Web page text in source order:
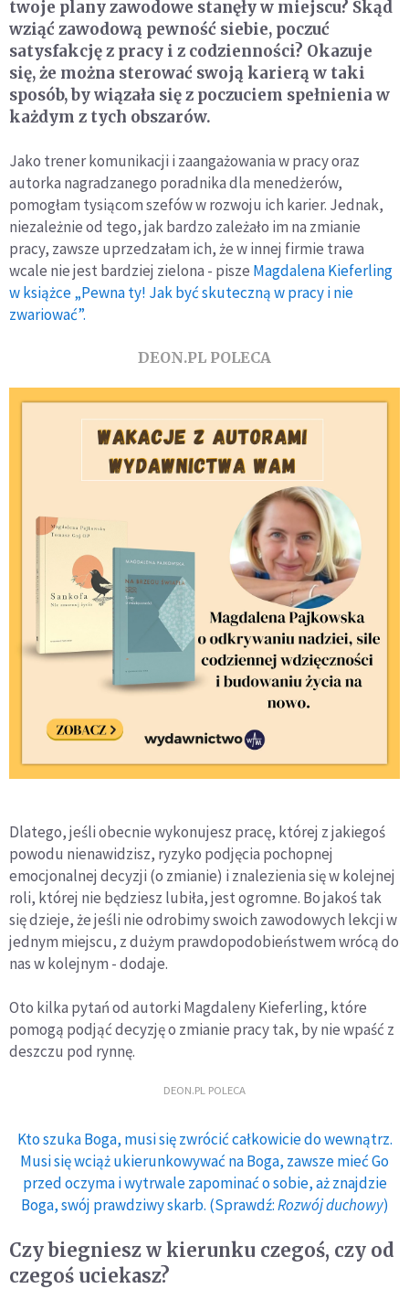
twoje plany zawodowe stanęły w miejscu? Skąd
wziąć zawodową pewność siebie, poczuć
satysfakcję z pracy i z codzienności? Okazuje
się, że można sterować swoją karierą w taki
sposób, by wiązała się z poczuciem spełnienia w
każdym z tych obszarów.
Jako trener komunikacji i zaangażowania w pracy oraz
autorka nagradzanego poradnika dla menedżerów,
pomogłam tysiącom szefów w rozwoju ich karier. Jednak,
niezależnie od tego, jak bardzo zależało im na zmianie
pracy, zawsze uprzedzałam ich, że w innej firmie trawa
wcale nie jest bardziej zielona - pisze Magdalena Kieferling
w książce „Pewna ty! Jak być skuteczną w pracy i nie
zwariować”.
DEON.PL POLECA
Dlatego, jeśli obecnie wykonujesz pracę, której z jakiegoś
powodu nienawidzisz, ryzyko podjęcia pochopnej
emocjonalnej decyzji (o zmianie) i znalezienia się w kolejnej
roli, której nie będziesz lubiła, jest ogromne. Bo jakoś tak
się dzieje, że jeśli nie odrobimy swoich zawodowych lekcji w
jednym miejscu, z dużym prawdopodobieństwem wrócą do
nas w kolejnym - dodaje.
Oto kilka pytań od autorki Magdaleny Kieferling, które
pomogą podjąć decyzję o zmianie pracy tak, by nie wpaść z
deszczu pod rynnę.
DEON.PL POLECA
Kto szuka Boga, musi się zwrócić całkowicie do wewnątrz.
Musi się wciąż ukierunkowywać na Boga, zawsze mieć Go
przed oczyma i wytrwale zapominać o sobie, aż znajdzie
Boga, swój prawdziwy skarb. (Sprawdź:Rozwój duchowy)
Czy biegniesz w kierunku czegoś, czy od
czegoś uciekasz?